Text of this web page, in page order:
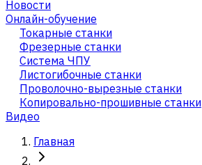
Новости
Онлайн-обучение
Токарные станки
Фрезерные станки
Система ЧПУ
Листогибочные станки
Проволочно-вырезные станки
Копировально-прошивные станки
Видео
Главная